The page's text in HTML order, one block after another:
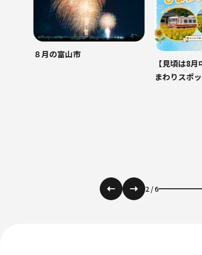
3 / 6